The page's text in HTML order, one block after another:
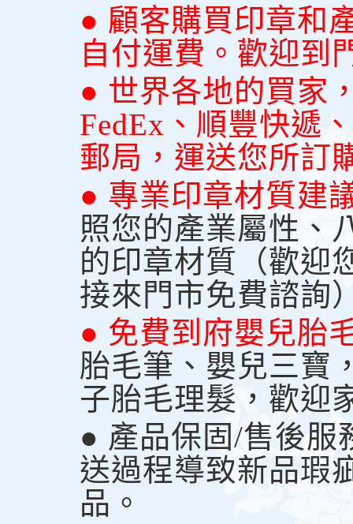
● 顧客購買印章和
自付運費。歡迎到
● 世界各地的買家
FedEx、順豐快遞
郵局，運送您所訂
● 專業印章材質建
照您的產業屬性、
的印章材質（歡迎
接來門市免費諮詢
● 免費到府嬰兒胎
胎毛筆、嬰兒三寶
子胎毛理髮，歡迎
● 產品保固/售後服
送過程導致新品瑕
品。